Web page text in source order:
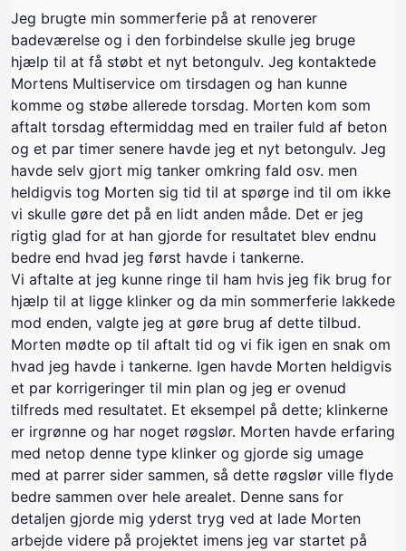
Jeg brugte min sommerferie på at renoverer
badeværelse og i den forbindelse skulle jeg bruge
hjælp til at få støbt et nyt betongulv. Jeg kontaktede
Mortens Multiservice om tirsdagen og han kunne
komme og støbe allerede torsdag. Morten kom som
aftalt torsdag eftermiddag med en trailer fuld af beton
og et par timer senere havde jeg et nyt betongulv. Jeg
havde selv gjort mig tanker omkring fald osv. men
heldigvis tog Morten sig tid til at spørge ind til om ikke
vi skulle gøre det på en lidt anden måde. Det er jeg
rigtig glad for at han gjorde for resultatet blev endnu
bedre end hvad jeg først havde i tankerne.
Vi aftalte at jeg kunne ringe til ham hvis jeg fik brug for
hjælp til at ligge klinker og da min sommerferie lakkede
mod enden, valgte jeg at gøre brug af dette tilbud.
Morten mødte op til aftalt tid og vi fik igen en snak om
hvad jeg havde i tankerne. Igen havde Morten heldigvis
et par korrigeringer til min plan og jeg er ovenud
tilfreds med resultatet. Et eksempel på dette; klinkerne
er irgrønne og har noget røgslør. Morten havde erfaring
med netop denne type klinker og gjorde sig umage
med at parrer sider sammen, så dette røgslør ville flyde
bedre sammen over hele arealet. Denne sans for
detaljen gjorde mig yderst tryg ved at lade Morten
arbejde videre på projektet imens jeg var startet på